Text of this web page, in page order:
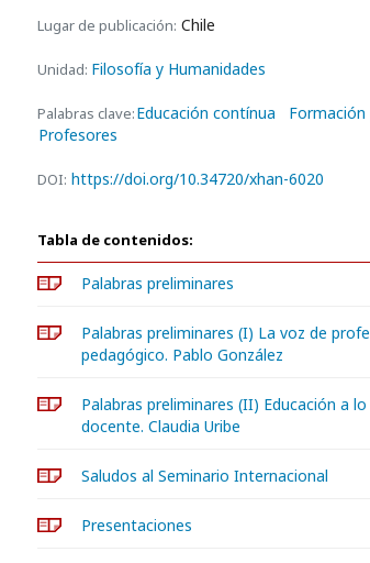
Lugar de publicación: Chile
Unidad: Filosofía y Humanidades
Palabras clave:Educación contínua
Profesores
DOI: https://doi.org/10.34720/xhan-6020
Tabla de contenidos:
Palabras preliminares
Palabras preliminares (I) La voz de
pedagógico. Pablo González
Palabras preliminares (II) Educación a
docente. Claudia Uribe
Saludos al Seminario Internacional
Presentaciones